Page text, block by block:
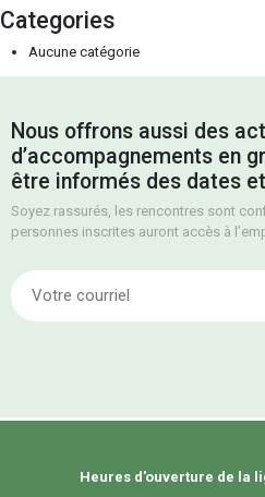
Categories
Aucune catégorie
Nous offrons aussi des
d’accompagnements en
être informés des dates
Soyez rassurés, les rencontres sont
personnes inscrites auront accès à
Heures d'ouverture de la